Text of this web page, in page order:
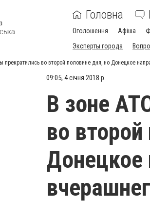
Головна
Оголошення Афіша
Эксперты города
прекратились во второй половине дня, но Донецкое
09:05, 4 січня 2018 р.
В зоне
во
Донецкое